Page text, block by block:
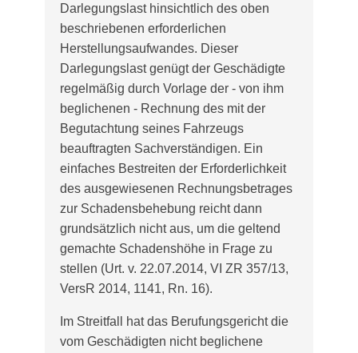
Darlegungslast hinsichtlich des oben
beschriebenen erforderlichen
Herstellungsaufwandes. Dieser
Darlegungslast genügt der Geschädigte
regelmäßig durch Vorlage der - von ihm
beglichenen - Rechnung des mit der
Begutachtung seines Fahrzeugs
beauftragten Sachverständigen. Ein
einfaches Bestreiten der Erforderlichkeit
des ausgewiesenen Rechnungsbetrages
zur Schadensbehebung reicht dann
grundsätzlich nicht aus, um die geltend
gemachte Schadenshöhe in Frage zu
stellen (Urt. v. 22.07.2014, VI ZR 357/13,
VersR 2014, 1141, Rn. 16).
Im Streitfall hat das Berufungsgericht die
vom Geschädigten nicht beglichene